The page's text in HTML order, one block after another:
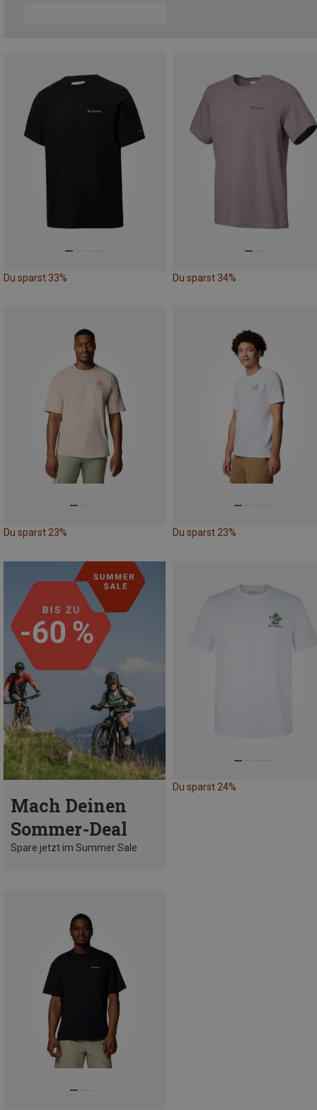
Du sparst 33% Du sparst 34%
Du sparst 23% Du sparst 23%
Mach Deinen
Sommer-Deal
Spare jetzt im Summer Sale
Du sparst 24%